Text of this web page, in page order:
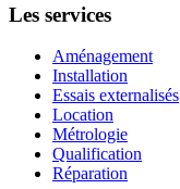
Les services
Aménagement
Installation
Essais externalisés
Location
Métrologie
Qualification
Réparation